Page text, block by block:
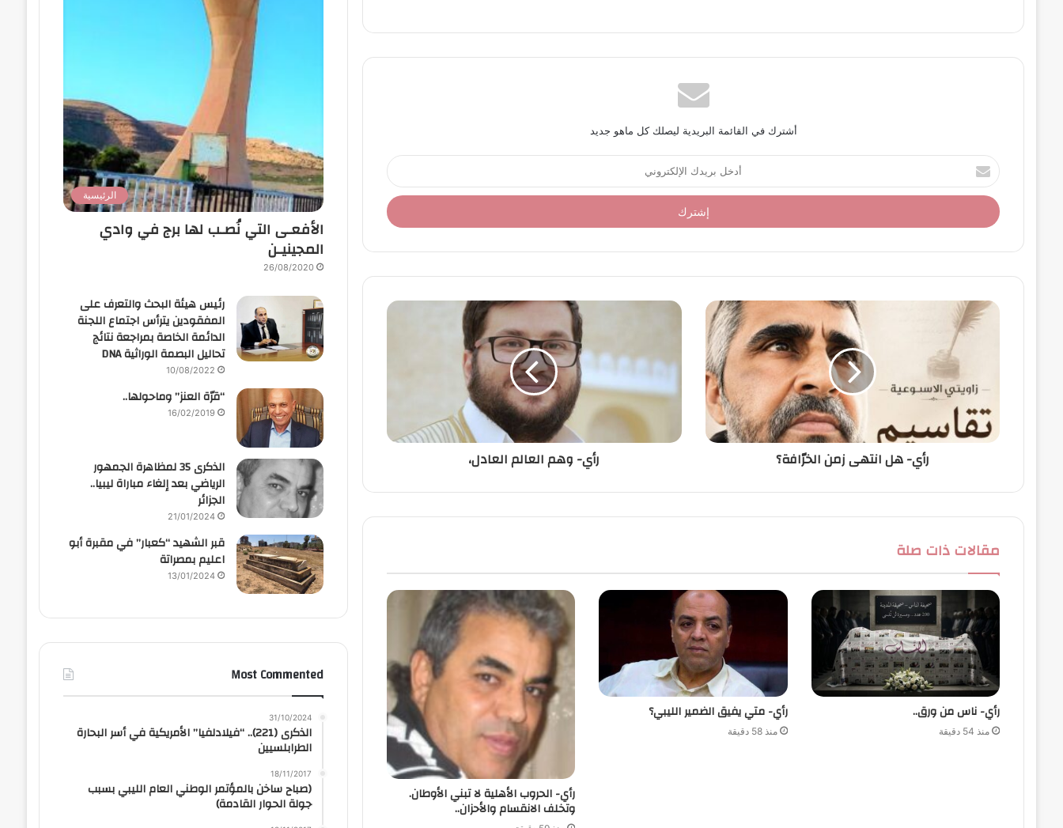
أشترك في القائمة البريدية ليصلك كل ماهو جديد
أ
د
خ
ل
د
ا
رأي- هل انتهى زمن الخرّافة؟ رأي- وهم العالم العادل،
مقالات ذات صلة
رأي- ناس من ورق..
منذ 54 دقيقة
رأي- متي يفيق الضمير الليبي؟
منذ 58 دقيقة
رأي- الحروب الأهلية لا تبني الأوطان.
وتخلف الانقسام والأحزان..
الرئيسية
الأفعـى التي نُصـب لها برج في وادي
المجينيـن
26/08/2020
رئيس هيئة البحث والتعرف على
المفقودين يترأس اجتماع اللجنة
الدائمة الخاصة بمراجعة نتائج
تحاليل البصمة الوراثية DNA
10/08/2022
“قرّة العنز” وماحولها..
16/02/2019
الذكرى 35 لمظاهرة الجمهور
الرياضي بعد إلغاء مباراة ليبيا..
الجزائر
21/01/2024
قبر الشهيد “كعبار” في مقبرة أبو
اعليم بمصراتة
13/01/2024
Most Commented
31/10/2024
الذكرى (221).. “فيلادلفيا” الأمريكية في أسر البحارة
الطرابلسيين
18/11/2017
(صباح ساخن بالمؤتمر الوطني العام الليبي بسبب
جولة الحوار القادمة)